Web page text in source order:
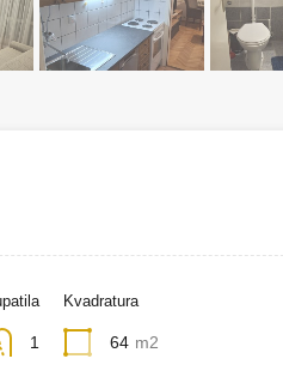
1
Kvadratura
64 m2